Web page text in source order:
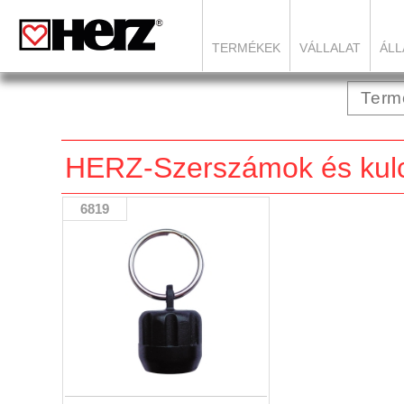
TERMÉKEK VÁLLALAT
HERZ-Szerszámok és
6819